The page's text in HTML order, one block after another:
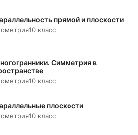
прямой и плоскости
10 класс
Симметрия в
10 класс
плоскости
10 класс